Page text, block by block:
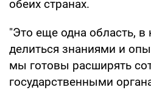
обеих странах.
"Это еще одна область,
делиться знаниями и
мы готовы расширять
государственными